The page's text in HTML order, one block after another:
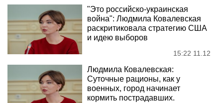
"Это российско-украинская
война": Людмила Ковалевская
раскритиковала стратегию США
и идею выборов
15:22 11.12
Людмила Ковалевская:
Суточные рационы, как у
военных, город начинает
кормить пострадавших.